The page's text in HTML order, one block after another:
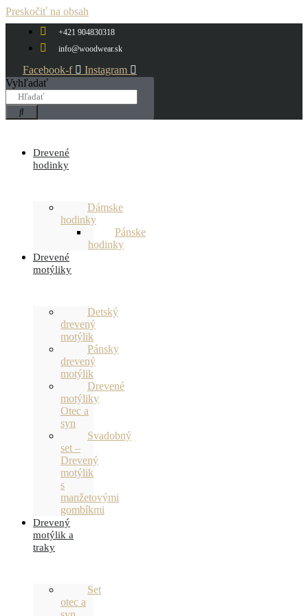
Preskočiť na obsah
+421 904830318
info@woodwear.sk
Facebook-f
Instagram
Vyhľadať
Drevené
hodinky
Dámske
hodinky
Pánske
hodinky
Drevené
motýliky
Detský
drevený
motýlik
Pánsky
drevený
motýlik
Drevené
motýliky
Otec a
syn
Svadobný
set –
Drevený
motýlik
s
manžetovými
gombíkmi
Drevený
motýlik a
traky
Set
otec a